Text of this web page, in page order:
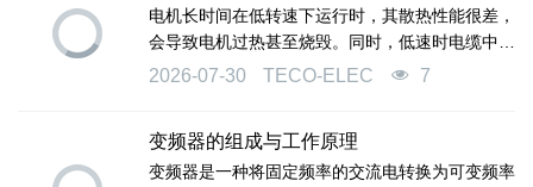
频器OC故障的常见原因及完整的排查流程，帮助
你在现场快速定位问题。
电机长时间在低转速下运行时，其散热性能很差，
会导致电机过热甚至烧毁。同时，低速时电缆中的
电流也会增大，导致电缆发热。因此，必须合理设
2026-07-30 TECO-ELEC 7
变频器的组成与工作原理
变频器是一种将固定频率的交流电转换为可变频率